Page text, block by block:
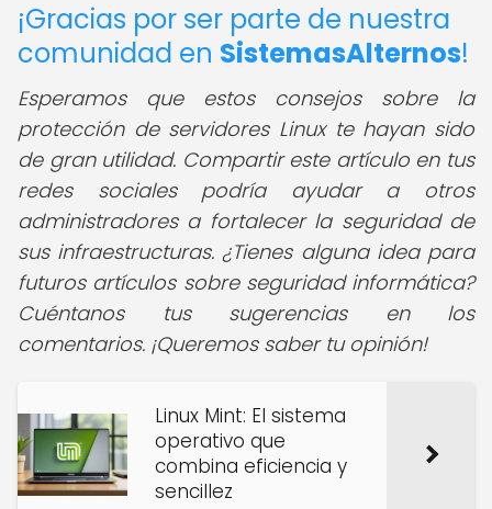
¡Gracias por ser parte de nuestra
comunidad en SistemasAlternos!
Esperamos que estos consejos sobre la
protección de servidores Linux te hayan sido
de gran utilidad. Compartir este artículo en tus
redes sociales podría ayudar a otros
administradores a fortalecer la seguridad de
sus infraestructuras. ¿Tienes alguna idea para
futuros artículos sobre seguridad informática?
Cuéntanos tus sugerencias en los
comentarios. ¡Queremos saber tu opinión!
Linux Mint: El sistema
operativo que
combina eficiencia y
sencillez